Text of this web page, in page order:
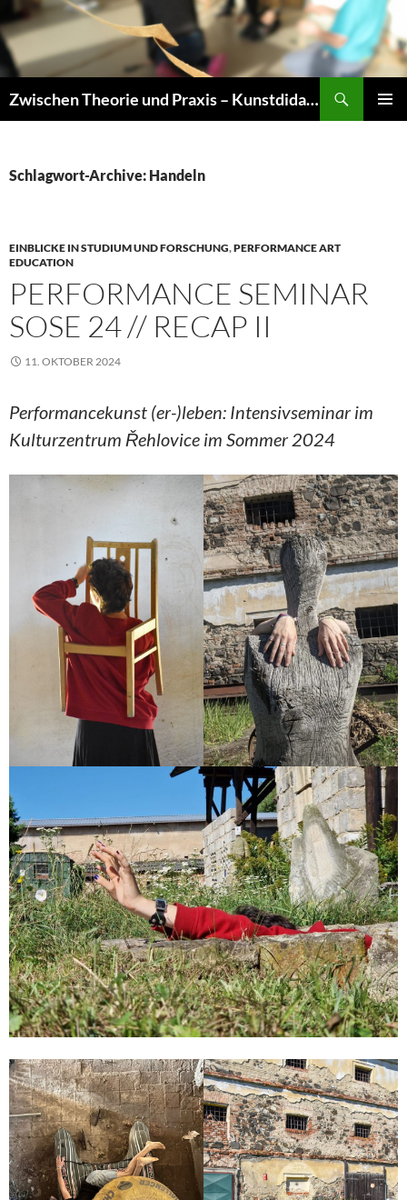
Zum
Inhalt
springen
Zwischen Theorie und Praxis – Kunstdidaktik an der TU Dresden
Schlagwort-Archive: Handeln
EINBLICKE IN STUDIUM UND FORSCHUNG,PERFORMANCE ART
EDUCATION
PERFORMANCE SEMINAR
SOSE 24 // RECAP II
11. OKTOBER 2024
Performancekunst (er-)leben: Intensivseminar im
Kulturzentrum Řehlovice im Sommer 2024